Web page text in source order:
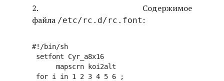
2. Cодержимое
файла /etc/rc.d/rc.font :
#!/bin/sh
setfont Cyr_a8x16
      mapscrn koi2alt
for i in 1 2 3 4 5 6 ;